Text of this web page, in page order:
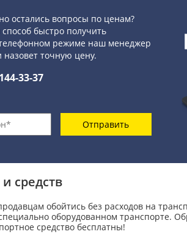
остались вопросы по ценам?
быстро получить
режиме наш менеджер
назовет точную цену.
33-37
Отправить
средств
обойтись без расходов на
оборудованном транспорте.
средство бесплатны!